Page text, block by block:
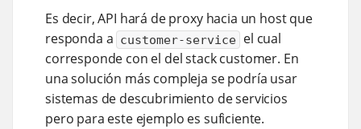
Es decir, API hará de proxy hacia un host que
responda a customer-service el cual
corresponde con el del stack customer. En
una solución más compleja se podría usar
sistemas de descubrimiento de servicios
pero para este ejemplo es suficiente.